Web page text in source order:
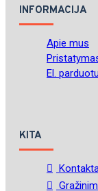
INFORMACIJA
Apie mus
El.
KITA